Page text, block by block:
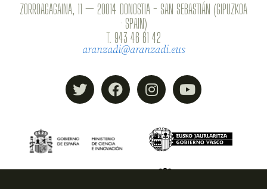
ZORROAGAGAINA, 11 — 20014 DONOSTIA - SAN SEBASTIÁN (GIPUZKOA
· SPAIN)
T. 943 46 61 42
aranzadi@aranzadi.eus